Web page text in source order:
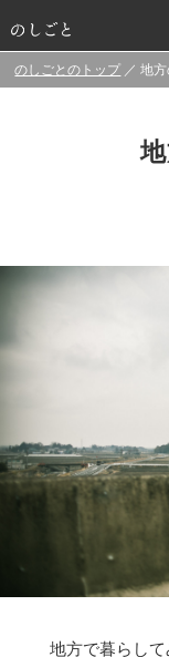
のしごとのトップ ／ 地
地方で暮らし